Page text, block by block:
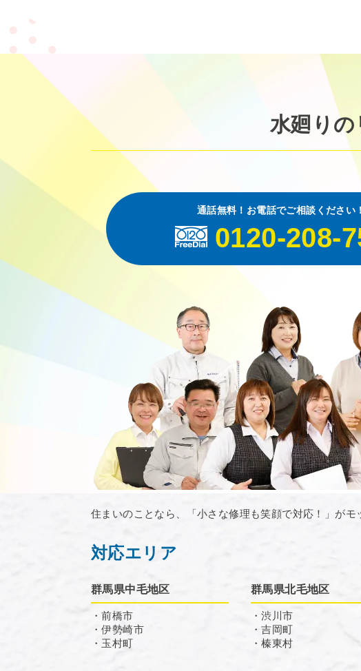
水廻りの
通話無料！お電話でご相談ください！
0120-208-
住まいのことなら、「小さな修理も笑顔で対応！」がモ
対応エリア
群馬県中毛地区
・前橋市
・伊勢崎市
・玉村町
群馬県北毛地区
・渋川市
・吉岡町
・榛東村